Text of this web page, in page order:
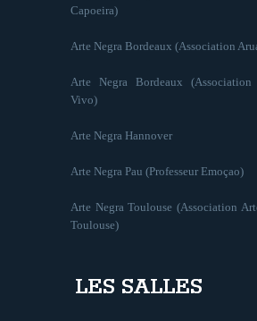
Capoeira)
Arte Negra Bordeaux (Association
Arte Negra Bordeaux (Association
Vivo)
Arte Negra Hannover
Arte Negra Pau (Professeur Emoçao)
Arte Negra Toulouse (Association
Toulouse)
LES SALLES